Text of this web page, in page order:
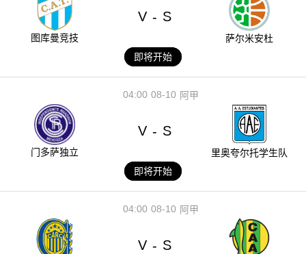
图库曼竞技
V - S
萨尔米安杜
即将开始
08-10
04:00 阿甲
门多萨独立
V - S
里奥夸尔托学生队
即将开始
08-10
04:00 阿甲
V - S